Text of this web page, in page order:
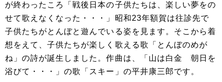
が終わったころ「戦後日本の子供たちは、楽しい夢をの
せて歌えなくなった・・・」昭和23年額賀は往診先で
子供たちがとんぼと遊んでいる姿を見ます。そこから着
想をえて、子供たちが楽しく歌える歌「とんぼのめが
ね」の詩が誕生しました。作曲は、「山は白金 朝日を
浴びて・・・」の歌「スキー」の平井康三郎です。